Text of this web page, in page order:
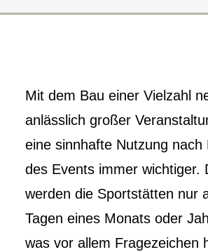
Mit dem Bau einer Vielzahl
anlässlich großer
eine sinnhafte Nutzung nach
des Events immer wichtiger.
werden die Sportstätten nur
Tagen eines Monats oder
was vor allem Fragezeichen